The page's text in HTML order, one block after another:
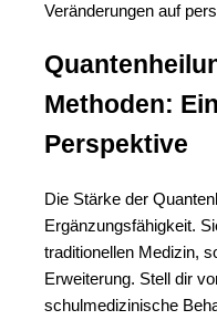
Veränderungen auf
Methoden:
Perspektive
Die Stärke der
Ergänzungsfähigkeit.
traditionellen Medizin,
Erweiterung. Stell dir
schulmedizinische